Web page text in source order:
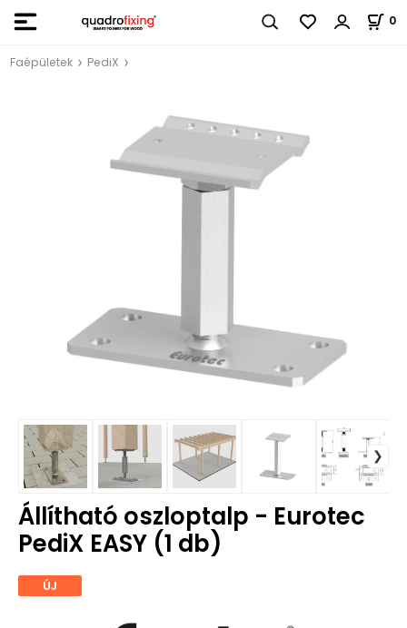
0
Faépületek PediX
Állítható oszloptalp - Eurotec
PediX EASY (1 db)
ÚJ